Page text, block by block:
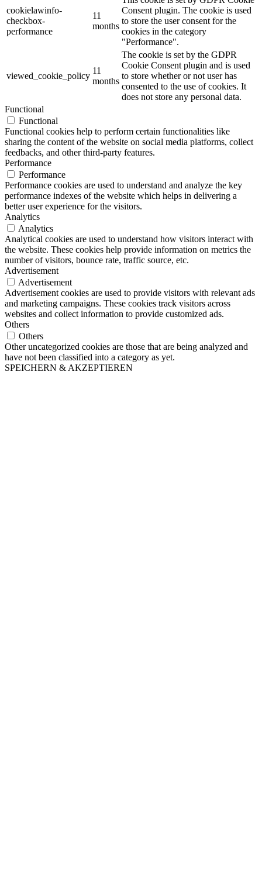
cookielawinfo-
checkbox-
performance
11
months
Consent plugin. The cookie is used
to store the user consent for the
cookies in the category
"Performance".
viewed_cookie_policy
11
months
The cookie is set by the GDPR
Cookie Consent plugin and is used
to store whether or not user has
consented to the use of cookies. It
does not store any personal data.
Functional
Functional
Functional cookies help to perform certain functionalities like
sharing the content of the website on social media platforms, collect
feedbacks, and other third-party features.
Performance
Performance
Performance cookies are used to understand and analyze the key
performance indexes of the website which helps in delivering a
better user experience for the visitors.
Analytics
Analytics
Analytical cookies are used to understand how visitors interact with
the website. These cookies help provide information on metrics the
number of visitors, bounce rate, traffic source, etc.
Advertisement
Advertisement
Advertisement cookies are used to provide visitors with relevant ads
and marketing campaigns. These cookies track visitors across
websites and collect information to provide customized ads.
Others
Others
Other uncategorized cookies are those that are being analyzed and
have not been classified into a category as yet.
SPEICHERN & AKZEPTIEREN